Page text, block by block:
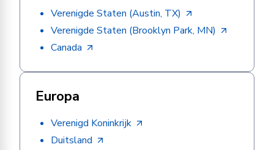
Verenigde Staten (Austin, TX)
Verenigde Staten (Brooklyn Park, MN)
Canada
Europa
Verenigd Koninkrijk
Duitsland